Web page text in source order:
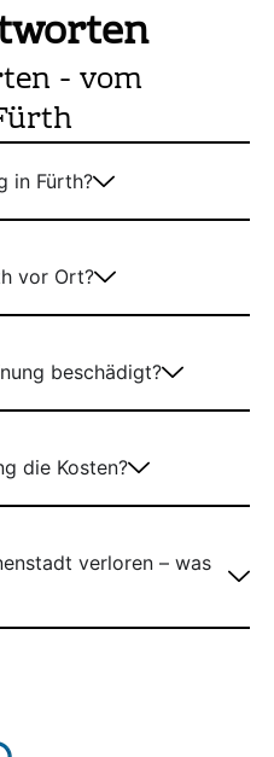
- vom
in Fürth?
vor Ort?
beschädigt?
die Kosten?
verloren – was